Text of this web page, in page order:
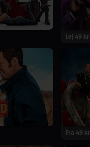
Lej 49 kr
Fra 49 kr